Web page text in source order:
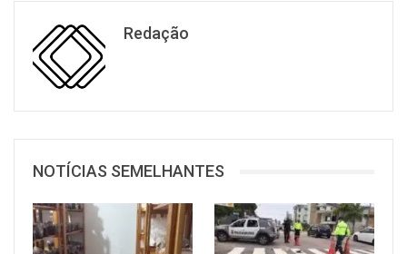
Redação
NOTÍCIAS SEMELHANTES